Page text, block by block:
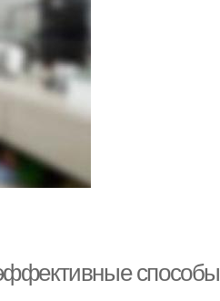
способы